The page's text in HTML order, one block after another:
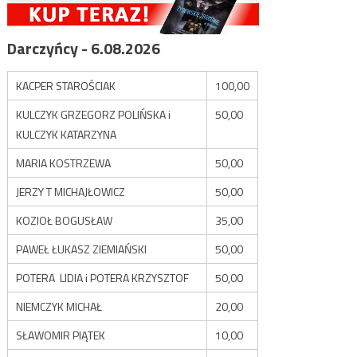
Darczyńcy - 6.08.2026
KACPER STAROŚCIAK
100,00
KULCZYK GRZEGORZ POLIŃSKA i
KULCZYK KATARZYNA
50,00
MARIA KOSTRZEWA
50,00
JERZY T MICHAJŁOWICZ
50,00
KOZIOŁ BOGUSŁAW
35,00
PAWEŁ ŁUKASZ ZIEMIAŃSKI
50,00
POTERA LIDIA i POTERA KRZYSZTOF
50,00
NIEMCZYK MICHAŁ
20,00
SŁAWOMIR PIĄTEK
10,00